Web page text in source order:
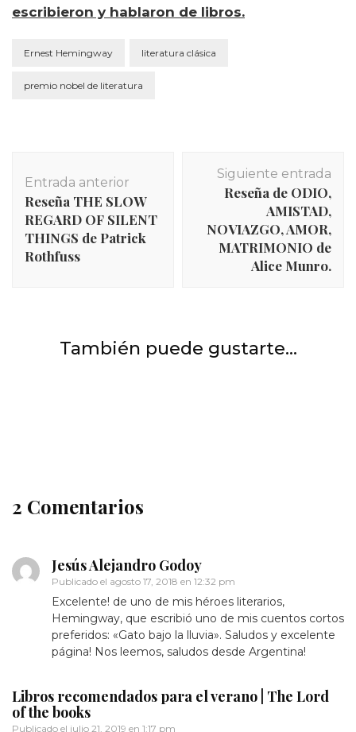
escribieron y hablaron de libros.
Ernest Hemingway literatura clásica
premio nobel de literatura
de
entradas
Entrada anterior
Reseña THE SLOW
REGARD OF SILENT
THINGS de Patrick
Rothfuss
Siguiente entrada
Reseña de ODIO,
AMISTAD,
NOVIAZGO, AMOR,
MATRIMONIO de
Alice Munro.
También puede gustarte...
Reseña de EL TIEMPO QUE NOS UNE’ de Alejandro
Palomas: sobre mujeres.
Reseñas
INICIO, Libros,Reseñas
2 Comentarios
Jesús Alejandro Godoy
Publicado el agosto 17, 2018 en 12:32 pm
Excelente! de uno de mis héroes literarios,
Hemingway, que escribió uno de mis cuentos cortos
preferidos: «Gato bajo la lluvia». Saludos y excelente
página! Nos leemos, saludos desde Argentina!
Libros recomendados para el verano | The Lord
of the books
Publicado el julio 21, 2019 en 1:17 pm